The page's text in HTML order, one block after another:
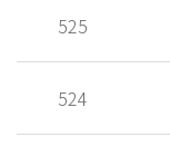
525
524